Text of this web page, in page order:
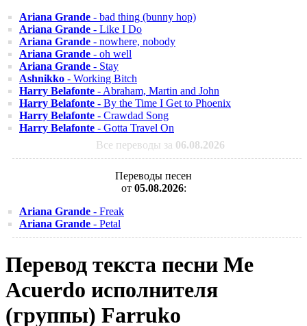
Ariana Grande - bad thing (bunny hop)
Ariana Grande - Like I Do
Ariana Grande - nowhere, nobody
Ariana Grande - oh well
Ariana Grande - Stay
Ashnikko - Working Bitch
Harry Belafonte - Abraham, Martin and John
Harry Belafonte - By the Time I Get to Phoenix
Harry Belafonte - Crawdad Song
Harry Belafonte - Gotta Travel On
Все переводы за 06.08.2026
Переводы песен
от 05.08.2026:
Ariana Grande - Freak
Ariana Grande - Petal
Перевод текста песни Me
Acuerdo исполнителя
(группы) Farruko